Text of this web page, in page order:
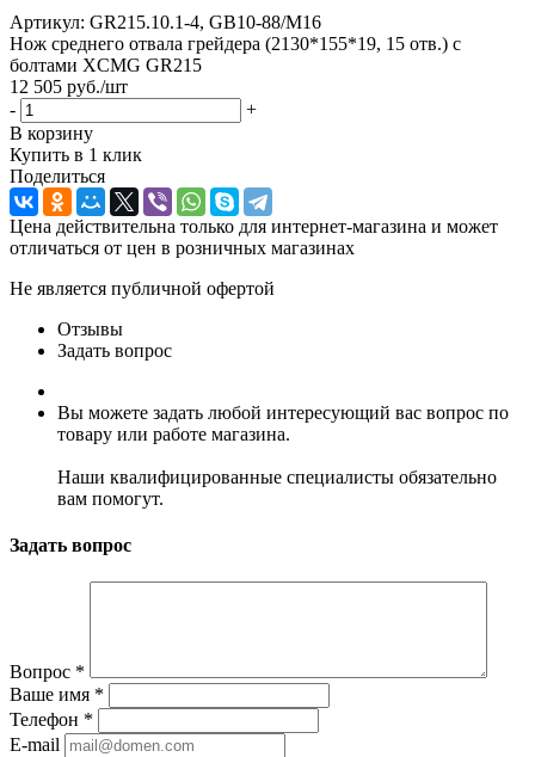
Артикул: GR215.10.1-4, GB10-88/M16
Нож среднего отвала грейдера (2130*155*19, 15 отв.) с
болтами XCMG GR215
12 505 руб./шт
-
+
В корзину
Купить в 1 клик
Поделиться
Цена действительна только для интернет-магазина и может
отличаться от цен в розничных магазинах
Не является публичной офертой
Отзывы
Задать вопрос
Вы можете задать любой интересующий вас вопрос по
товару или работе магазина.
Наши квалифицированные специалисты обязательно
вам помогут.
Задать вопрос
Вопрос *
Ваше имя *
Телефон *
E-mail